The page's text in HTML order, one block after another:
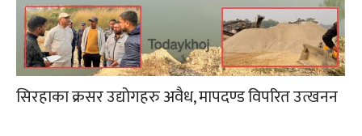
सिरहाका क्रसर उद्योगहरु अवैध, मापदण्ड विपरित उत्खनन